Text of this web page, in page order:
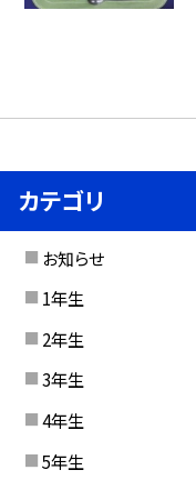
カテゴリ
お知らせ
1年生
2年生
3年生
4年生
5年生